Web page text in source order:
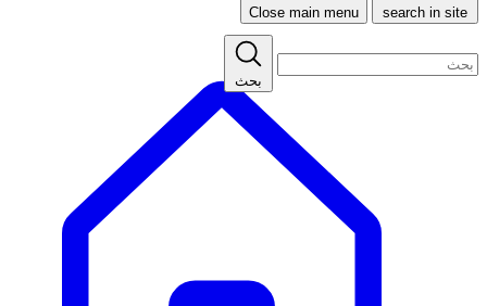
search in site
Close main menu
بحث